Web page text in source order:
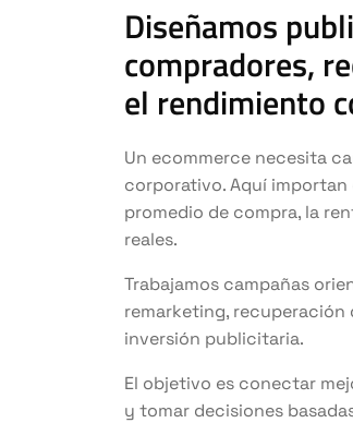
Diseñamos
compradores,
el rendimiento
Un ecommerce necesita
corporativo. Aquí
promedio de compra, la
reales.
Trabajamos campañas
remarketing, recuperación
inversión publicitaria.
El objetivo es conectar
y tomar decisiones